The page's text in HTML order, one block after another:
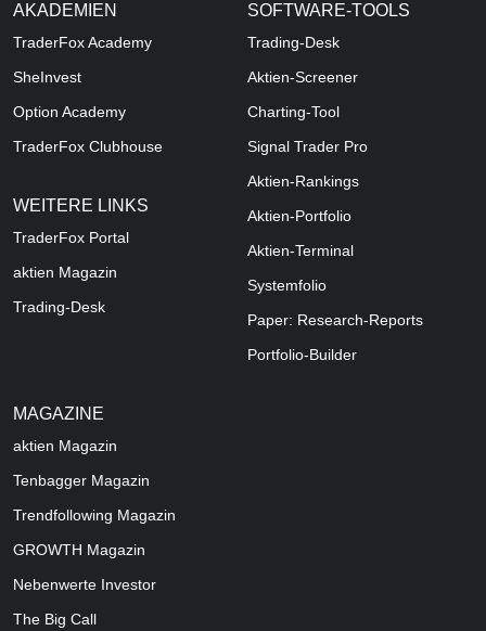
AKADEMIEN
TraderFox Academy
SheInvest
Option Academy
TraderFox Clubhouse
WEITERE LINKS
TraderFox Portal
aktien Magazin
Trading-Desk
SOFTWARE-TOOLS
Trading-Desk
Aktien-Screener
Charting-Tool
Signal Trader Pro
Aktien-Rankings
Aktien-Portfolio
Aktien-Terminal
Systemfolio
Paper: Research-Reports
Portfolio-Builder
MAGAZINE
aktien Magazin
Tenbagger Magazin
Trendfollowing Magazin
GROWTH Magazin
Nebenwerte Investor
The Big Call